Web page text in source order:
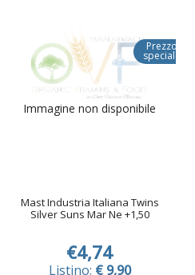
Immagine non disponibile
Prezzo
speciale
Mast Industria Italiana Twins
Silver Suns Mar Ne +1,50
€4,74
Listino: € 9,90